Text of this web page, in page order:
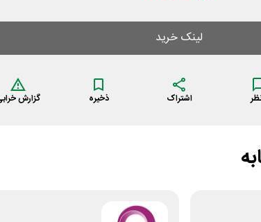
لینک خرید
اشتراک ذخیره گزارش